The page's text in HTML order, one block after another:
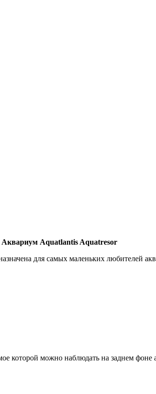
Аквариум Aquatlantis Aquatresor
для самых маленьких любителей
которой можно наблюдать на заднем фоне